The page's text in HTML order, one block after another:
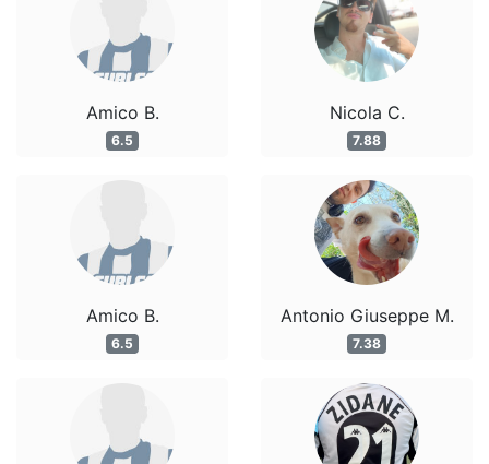
Amico B.
6.5
Amico B.
6.5
Nicola C.
7.88
Antonio Giuseppe M.
7.38